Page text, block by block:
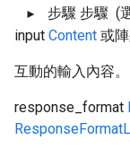
步驟 步驟 (
input Content 或
互動的輸入內容。
response_format